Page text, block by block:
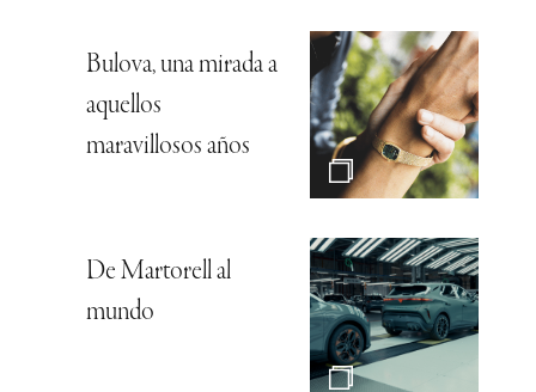
Bulova, una mirada a
aquellos
maravillosos años
De Martorell al
mundo